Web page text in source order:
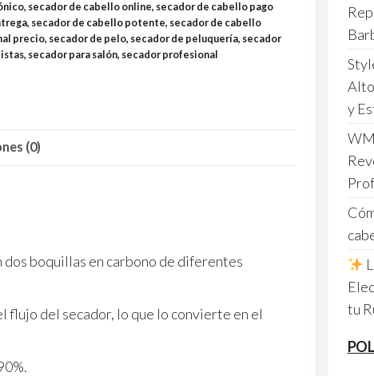
, secador de cabello online, secador de cabello pago
, secador de cabello potente, secador de cabello
precio, secador de pelo, secador de peluquería, secador
, secador para salón, secador profesional
(0)
boquillas en carbono de diferentes
del secador, lo que lo convierte en el
y
tu